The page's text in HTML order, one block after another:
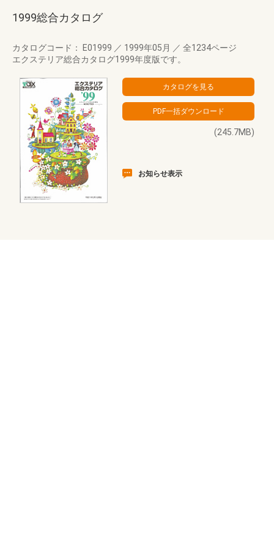
1999総合カタログ
カタログコード： E01999 ／ 1999年05月 ／ 全1234ページ
エクステリア総合カタログ1999年度版です。
(245.7MB)
お知らせ表示